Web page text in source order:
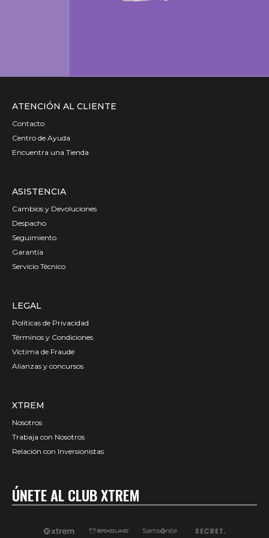
ATENCIÓN AL CLIENTE
Contacto
Centro de Ayuda
Encuentra una Tienda
ASISTENCIA
Cambios y Devoluciones
Despacho
Seguimiento
Garantía
Servicio Técnico
LEGAL
Políticas de Privacidad
Términos y Condiciones
Víctima de Fraude
Alianzas y concursos
XTREM
Nosotros
Trabaja con Nosotros
Relación con Inversionistas
ÚNETE AL CLUB XTREM